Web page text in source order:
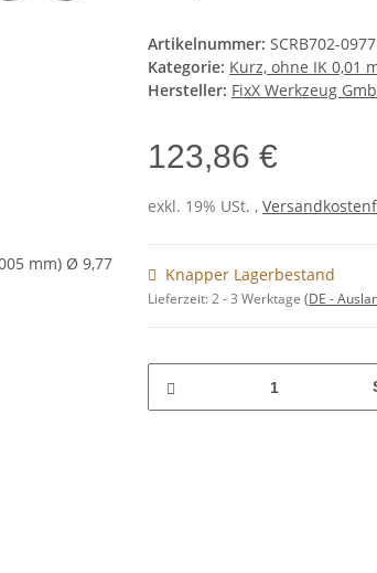
Artikelnummer: SCRB702-0977
Kategorie: Kurz, ohne IK 0,01
Hersteller: FixX Werkzeug
123,86 €
exkl. 19% USt. ,
Knapper Lagerbestand
Lieferzeit:2 - 3 Werktage (DE -